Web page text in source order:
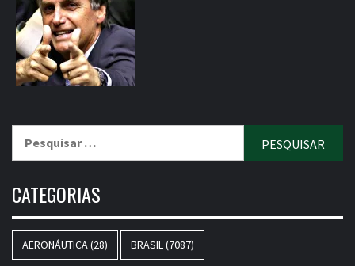
CATEGORIAS
AERONÁUTICA(28) BRASIL(7087)